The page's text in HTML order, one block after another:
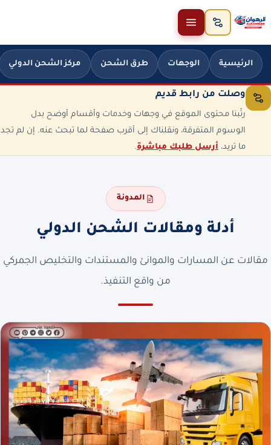
تخطَّ إلى المحتوى
الرئيسية الوجهات طرق الشحن مركز الشحن الدولي
وصلت من رابط قديم
رتّبنا محتوى الموقع في وجهات وخدمات وأقسام أوضح بدل
الوسوم المتفرقة، ونقلناك إلى أقرب صفحة لما تبحث عنه. إن لم تجد
ما تريد، أرسل طلبك مباشرة.
المدونة
أدلة ومقالات الشحن الدولي
مقالات عن المسارات والموانئ والمستندات والتخليص الجمركي
من واقع التنفيذ.